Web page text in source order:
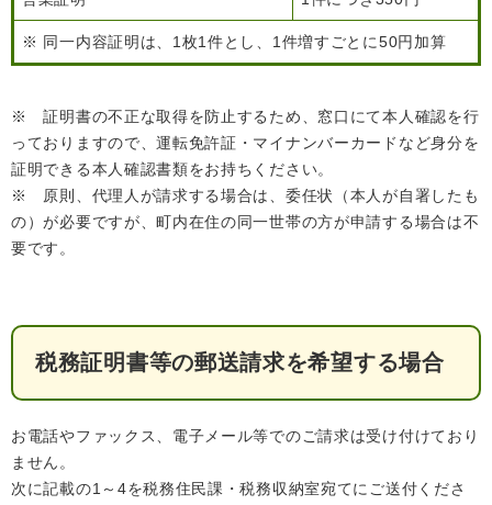
医療・健康 高齢・介護 おくやみ
が
方
別
分類からさがす 組織からさがす
とじる
※ 同一内容証明は、1枚1件とし、1件増すごとに50円加算
※ 証明書の不正な取得を防止するため、窓口にて本人確認を行
っておりますので、運転免許証・マイナンバーカードなど身分を
証明できる本人確認書類をお持ちください。
※ 原則、代理人が請求する場合は、委任状（本人が自署したも
の）が必要ですが、町内在住の同一世帯の方が申請する場合は不
要です。
税務証明書等の郵送請求を希望する場合
お電話やファックス、電子メール等でのご請求は受け付けており
ません。
次に記載の1～4を税務住民課・税務収納室宛てにご送付くださ